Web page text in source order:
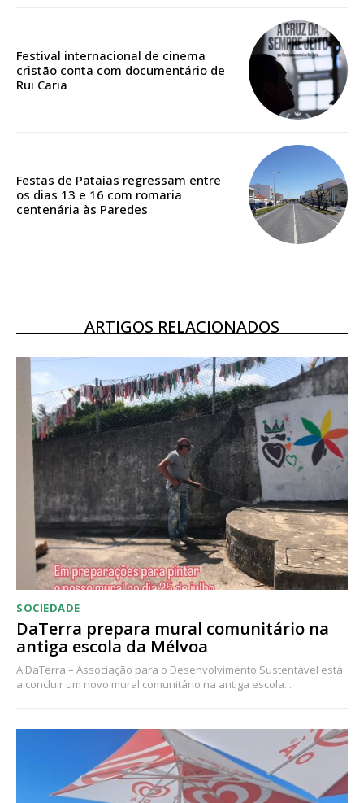
Acesso ao conteúdo online
Acesso aos conteúdos Exclusivos para
assinantes
Acesso ao conteúdo online
Acesso aos conteúdos Exclusivos para
assinantes
Ofertas para assinatura anual
Escolha o plano
Festival internacional de cinema
cristão conta com documentário de
Rui Caria
Festas de Pataias regressam entre
os dias 13 e 16 com romaria
centenária às Paredes
ARTIGOS RELACIONADOS
SOCIEDADE
DaTerra prepara mural comunitário na
antiga escola da Mélvoa
A DaTerra – Associação para o Desenvolvimento Sustentável está
a concluir um novo mural comunitário na antiga escola...